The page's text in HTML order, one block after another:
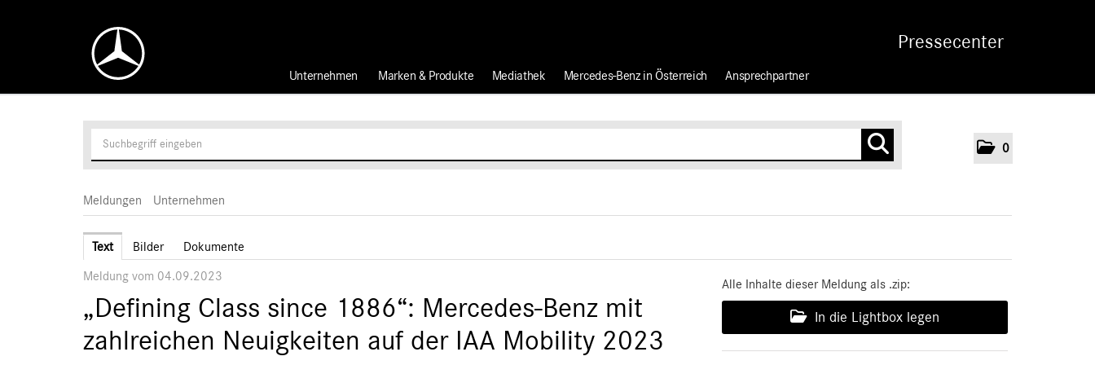
Pressecenter
0
Unternehmen Marken & Produkte Mediathek Mercedes-Benz in Österreich Ansprechpartner
Meldungen Unternehmen
Text Bilder Dokumente
Meldung vom 04.09.2023
„Defining Class since 1886“: Mercedes-Benz mit
zahlreichen Neuigkeiten auf der IAA Mobility 2023
Alle Inhalte dieser Meldung als .zip:
In die Lightbox legen